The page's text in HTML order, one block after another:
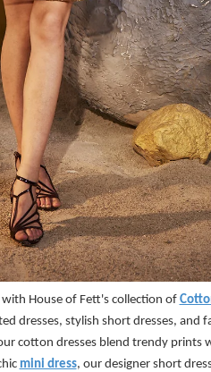
House of Fett's collection of
dresses, stylish short dresses, and
cotton dresses blend trendy prints
mini dress, our designer short